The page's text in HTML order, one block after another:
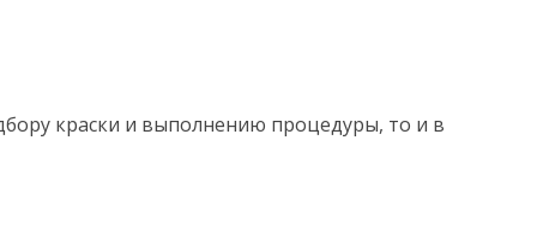
краски и выполнению процедуры, то и в